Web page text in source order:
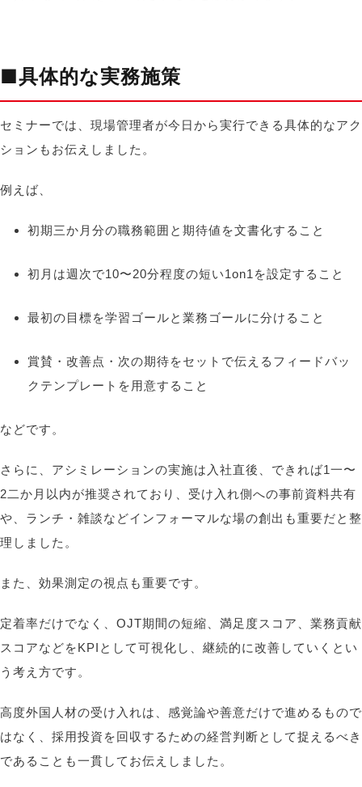
■具体的な実務施策
セミナーでは、現場管理者が今日から実行できる具体的なアク
ションもお伝えしました。
例えば、
初期三か月分の職務範囲と期待値を文書化すること
初月は週次で10〜20分程度の短い1on1 を設定すること
最初の目標を学習ゴールと業務ゴールに分けること
賞賛・改善点・次の期待をセットで伝えるフィードバッ
クテンプレートを用意すること
などです。
さらに、アシミレーションの実施は入社直後、できれば1一〜
2二か月以内が推奨されており、受け入れ側への事前資料共有
や、ランチ・雑談などインフォーマルな場の創出も重要だと整
理しました。
また、効果測定の視点も重要です。
定着率だけでなく、 OJT期間の短縮、満足度スコア、業務貢献
スコアなどをKPI として可視化し、継続的に改善していくとい
う考え方です。
高度外国人材の受け入れは、感覚論や善意だけで進めるもので
はなく、採用投資を回収するための経営判断として捉えるべき
であることも一貫してお伝えしました。